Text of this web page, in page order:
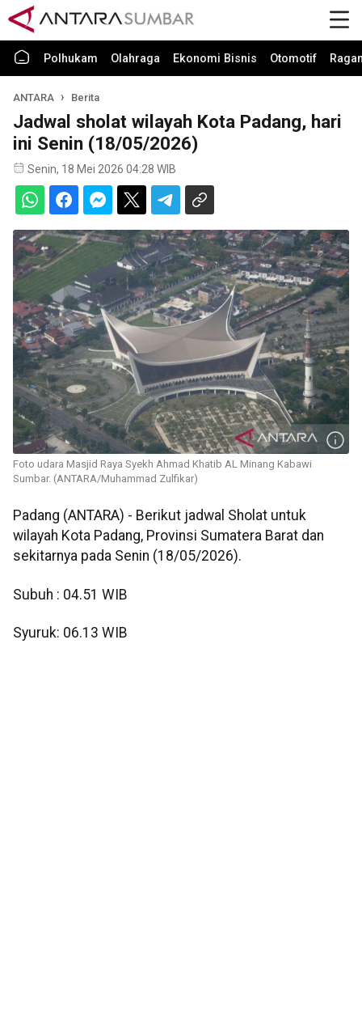
Polhukam Olahraga Ekonomi Bisnis Otomotif
ANTARA Berita
Jadwal sholat wilayah Kota Padang, hari
ini Senin (18/05/2026)
Senin, 18 Mei 2026 04:28 WIB
Foto udara Masjid Raya Syekh Ahmad Khatib AL Minang Kabawi
Sumbar. (ANTARA/Muhammad Zulfikar)
Padang (ANTARA) - Berikut jadwal Sholat untuk
wilayah Kota Padang, Provinsi Sumatera Barat dan
sekitarnya pada Senin (18/05/2026).
Subuh : 04.51 WIB
Syuruk: 06.13 WIB